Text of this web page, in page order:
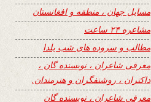
مسایل جهان ، منطقه و افغانستان
مشاعره ۲۴ ساعت
مطالب و سروده های شب یلدا
معرفی شاعران ، نویسنده گان ،
داکتران ، روشنفگران و هنرمندان.
معرفی شاعران ، نویسنده گان